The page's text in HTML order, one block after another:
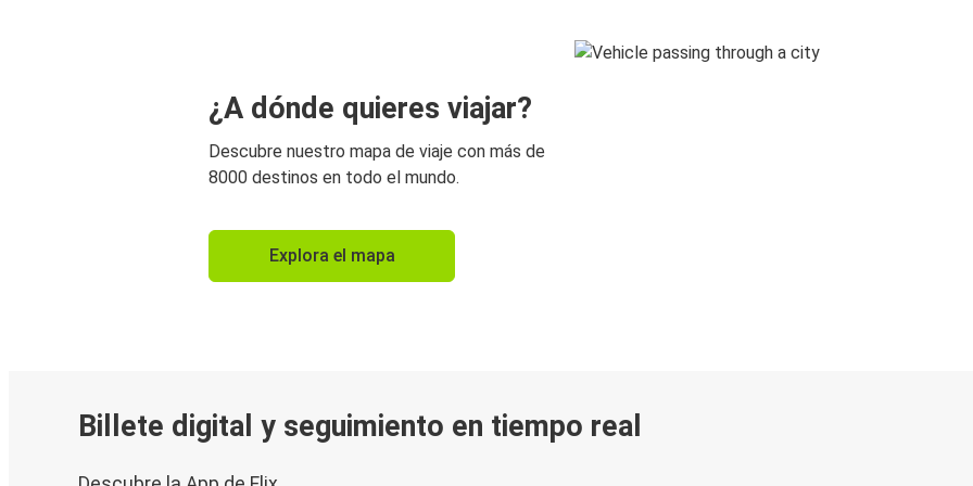
¿A dónde quieres viajar?
Descubre nuestro mapa de viaje con más de
8000 destinos en todo el mundo.
Explora el mapa
Billete digital y seguimiento en tiempo real